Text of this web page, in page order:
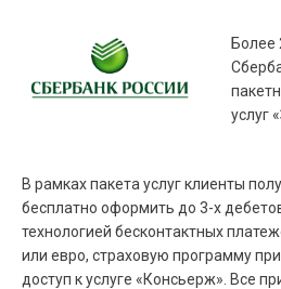
Более
услуг
В рамках пакета услуг клиенты
бесплатно оформить до 3-х
технологией бесконтактных
или евро, страховую программу
доступ к услуге «Консьерж». Все